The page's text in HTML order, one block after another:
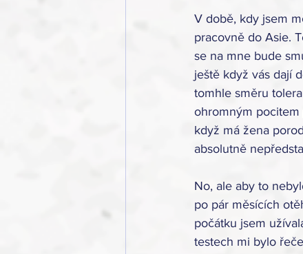
V době, kdy jsem
pracovně do Asie.
se na mne bude
ještě když vás dají
tomhle směru
ohromným pocitem
když má žena
absolutně
No, ale aby to
po pár měsících
počátku jsem
testech mi bylo